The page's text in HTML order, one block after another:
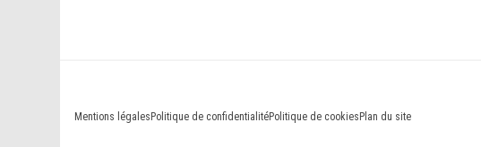
Mentions légales Politique de confidentialitéPolitique de cookies Plan du site